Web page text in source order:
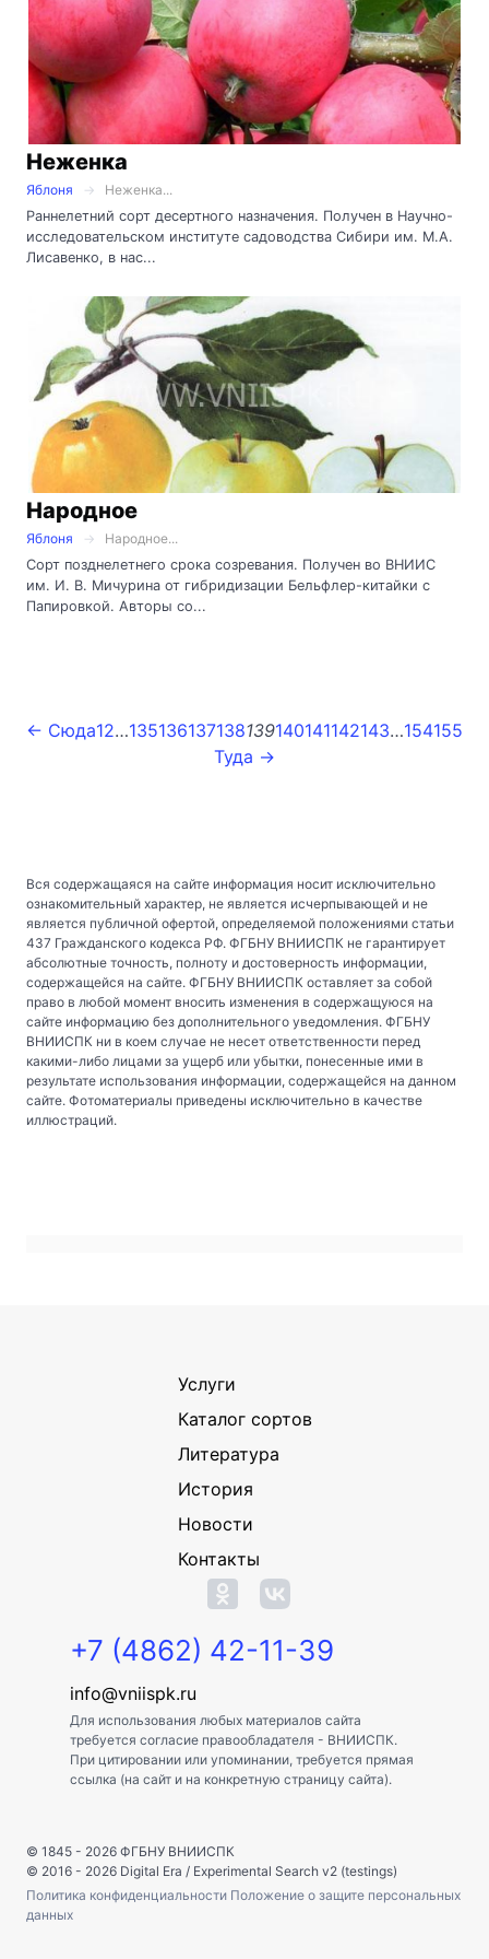
Неженка
Яблоня
Неженка...
Раннелетний сорт десертного назначения. Получен в Научно-
исследовательском институте садоводства Сибири им. М.А.
Лисавенко, в нас...
Народное
Яблоня
Народное...
Сорт позднелетнего срока созревания. Получен во ВНИИС
им. И. В. Мичурина от гибридизации Бельфлер-китайки с
Папировкой. Авторы со...
← Сюда12…135136137138139140141142143…154155
Туда →
Вся содержащаяся на сайте информация носит исключительно
ознакомительный характер, не является исчерпывающей и не
является публичной офертой, определяемой положениями статьи
437 Гражданского кодекса РФ. ФГБНУ ВНИИСПК не гарантирует
абсолютные точность, полноту и достоверность информации,
содержащейся на сайте. ФГБНУ ВНИИСПК оставляет за собой
право в любой момент вносить изменения в содержащуюся на
сайте информацию без дополнительного уведомления. ФГБНУ
ВНИИСПК ни в коем случае не несет ответственности перед
какими-либо лицами за ущерб или убытки, понесенные ими в
результате использования информации, содержащейся на данном
сайте. Фотоматериалы приведены исключительно в качестве
иллюстраций.
Услуги
Каталог сортов
Литература
История
Новости
Контакты
+7 (4862) 42-11-39
info@vniispk.ru
Для использования любых материалов сайта
требуется согласие правообладателя - ВНИИСПК.
При цитировании или упоминании, требуется прямая
ссылка (на сайт и на конкретную страницу сайта).
© 1845 - 2026 ФГБНУ ВНИИСПК
© 2016 - 2026 Digital Era / Experimental Search v2 (testings)
Политика конфиденциальности Положение о защите персональных
данных